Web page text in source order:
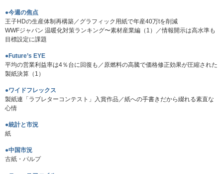
●今週の焦点
王子HDの生産体制再構築／グラフィック用紙で年産40万tを削減
WWFジャパン 温暖化対策ランキング〜素材産業編（1）／情報開示は高水準も
目標設定に課題
●Future’s EYE
平均の営業利益率は4％台に回復も／原燃料の高騰で価格修正効果が圧縮された
製紙決算（1）
●ワイドフレックス
製紙連「ラブレターコンテスト」入賞作品／紙への手書きだから綴れる素直な
心情
●統計と市況
紙
●中国市況
古紙・パルプ